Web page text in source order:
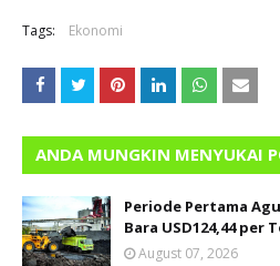
Tags: Ekonomi
ANDA MUNGKIN MENYUKAI
Periode Pertama
Bara USD124,44 per
August 07, 2026